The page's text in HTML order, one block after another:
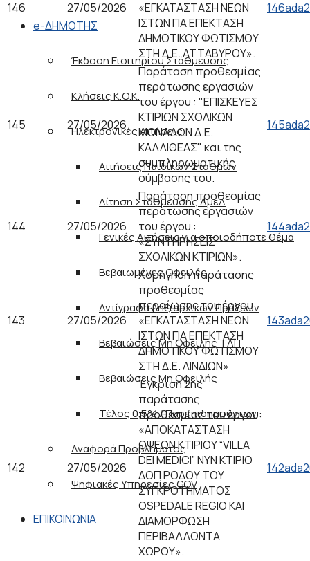
e-ΔΗΜΟΤΗΣ
Έκδοση Εισιτηρίου Στάθμευσης
Κλήσεις Κ.Ο.Κ.
Ηλεκτρονικές Αιτήσεις
Αιτήσεις Παιδικών Σταθμών
Αίτηση Στάθμευσης ΑμεΑ
Γενικές Αιτήσεις για οποιοδήποτε θέμα
Βεβαιωμένες Οφειλές
Αντίγραφα Ληξιαρχικών Πράξεων
Βεβαιώσεις Μη Οφειλής ΤΑΠ
Βεβαιώσεις Μη Οφειλής
Τέλος 0,5% / Παρεπιδημούντων
Αναφορά Προβλήματος
Ψηφιακές Υπηρεσίες GOV
ΕΠΙΚΟΙΝΩΝΙΑ
146 27/05/2026
«ΕΓΚΑΤΑΣΤΑΣΗ ΝΕΩΝ
ΙΣΤΩΝ ΓΙΑ ΕΠΕΚΤΑΣΗ
ΔΗΜΟΤΙΚΟΥ ΦΩΤΙΣΜΟΥ
ΣΤΗ Δ.Ε. ΑΤΤΑΒΥΡΟΥ».
145 27/05/2026
Παράταση προθεσμίας
περάτωσης εργασιών
του έργου : "ΕΠΙΣΚΕΥΕΣ
ΚΤΙΡΙΩΝ ΣΧΟΛΙΚΩΝ
ΜΟΝΑΔΩΝ Δ.Ε.
ΚΑΛΛΙΘΕΑΣ" και της
συμπληρωματικής
σύμβασης του.
144 27/05/2026
Παράταση προθεσμίας
περάτωσης εργασιών
του έργου :
«ΣΥΝΤΗΡΗΣΕΙΣ
ΣΧΟΛΙΚΩΝ ΚΤΙΡΙΩΝ».
143 27/05/2026
Χορήγηση παράτασης
προθεσμίας
περαίωσης του έργου
«ΕΓΚΑΤΑΣΤΑΣΗ ΝΕΩΝ
ΙΣΤΩΝ ΓΙΑ ΕΠΕΚΤΑΣΗ
ΔΗΜΟΤΙΚΟΥ ΦΩΤΙΣΜΟΥ
ΣΤΗ Δ.Ε. ΛΙΝΔΙΩΝ»
142 27/05/2026
Έγκριση 2ης
παράτασης
προθεσμίας του έργου:
«ΑΠΟΚΑΤΑΣΤΑΣΗ
ΟΨΕΩΝ ΚΤΙΡΙΟΥ “VILLA
DEI MEDICI” ΝΥΝ ΚΤΙΡΙΟ
ΔΟΠ ΡΟΔΟΥ ΤΟΥ
ΣΥΓΚΡΟΤΗΜΑΤΟΣ
OSPEDALE REGIO ΚΑΙ
ΔΙΑΜΟΡΦΩΣΗ
ΠΕΡΙΒΑΛΛΟΝΤΑ
ΧΩΡΟΥ».